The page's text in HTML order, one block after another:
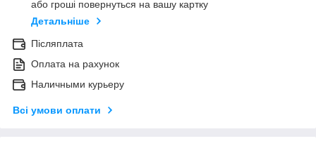
або гроші повернуться на вашу картку
Детальніше
Післяплата
Оплата на рахунок
Наличными курьеру
Всі умови оплати